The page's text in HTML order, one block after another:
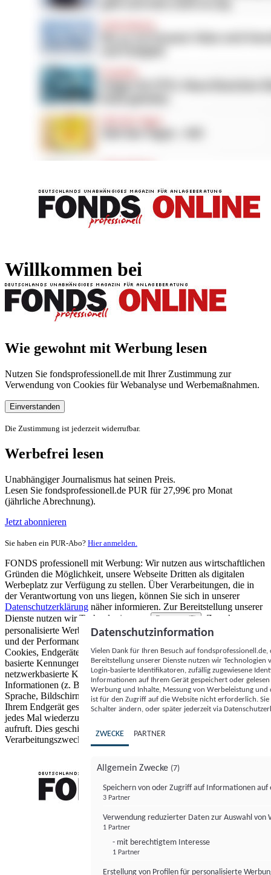
Willkommen bei
Wie gewohnt mit Werbung lesen
Nutzen Sie fondsprofessionell.de mit Ihrer Zustimmung zur
Verwendung von Cookies für Webanalyse und Werbemaßnahmen.
Einverstanden
Die Zustimmung ist jederzeit widerrufbar.
Werbefrei lesen
Unabhängiger Journalismus hat seinen Preis.
Lesen Sie fondsprofessionell.de PUR für 27,99€ pro Monat
(jährliche Abrechnung).
Jetzt abonnieren
Sie haben ein PUR-Abo? Hier anmelden.
FONDS professionell mit Werbung: Wir nutzen aus wirtschaftlichen
Gründen die Möglichkeit, unsere Webseite Dritten als digitalen
Werbeplatz zur Verfügung zu stellen. Über Verarbeitungen, die in
der Verantwortung von uns liegen, können Sie sich in unserer
Datenschutzerklärung näher informieren. Zur Bereitstellung unserer
Dienste nutzen wir Technologien von
Partnern (5)
. Zwecke:
personalisierte Werbung und Inhalte, Messung von Werbeleistung
und der Performance von Inhalten sowie Zielgruppenforschung.
Cookies, Endgeräte- oder ähnliche Online-Kennungen (z. B. login-
basierte Kennungen, zufällig generierte Kennungen,
netzwerkbasierte Kennungen) können zusammen mit anderen
Informationen (z. B. Browsertyp und Browserinformationen,
Sprache, Bildschirmgröße, unterstützte Technologien usw.) auf
Ihrem Endgerät gespeichert oder von dort ausgelesen werden, um es
jedes Mal wiederzuerkennen, wenn es eine App oder einer Webseite
aufruft. Dies geschieht für einen oder mehrere der hier aufgeführten
Verarbeitungszwecke.
Datenschutzinformation
Vielen Dank für Ihren Besuch auf
Bereitstellung unserer Dienste nutzen wir Technologien
Login-basierte Identifikatoren, zufällig zugewiesene
Informationen auf Ihrem Gerät gespeichert oder
Werbung und Inhalte, Messung von Werbeleistung
ist für den Zugriff auf die Website nicht erforderlich.
Schalter ändern, oder später jederzeit via
ZWECKE PARTNER
Allgemein Zwecke (7)
Speichern von oder Zugriff auf Informationen auf
3 Partner
Verwendung reduzierter Daten zur Auswahl von
1 Partner
- mit berechtigtem Interesse
1 Partner
Erstellung von Profilen für personalisierte
FONDS professionell